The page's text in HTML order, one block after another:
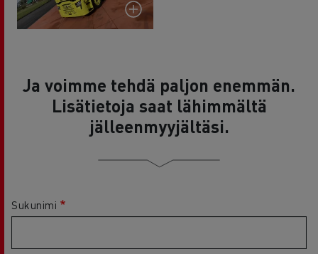
Ja voimme tehdä paljon enemmän.
Lisätietoja saat lähimmältä
jälleenmyyjältäsi.
Sukunimi